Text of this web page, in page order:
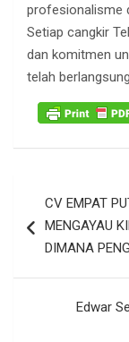
profesionalisme
Setiap cangkir
dan komitmen
telah
posCV EMPAT
MENGAYAU
DIMANA
Edwar